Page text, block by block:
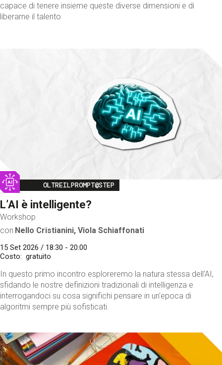
capace di tenere insieme queste diverse dimensioni e di
liberarne il talento
Image
OLTREILPROMPT@STEP
L’AI è intelligente?
Workshop
con Nello Cristianini, Viola Schiaffonati
15 Set 2026 / 18:30 - 20:00
Costo
gratuito
In questo primo incontro esploreremo la natura stessa dell'AI,
sfidando le nostre definizioni tradizionali di intelligenza e
interrogandoci su cosa significhi pensare in un'epoca di
algoritmi sempre più sofisticati.